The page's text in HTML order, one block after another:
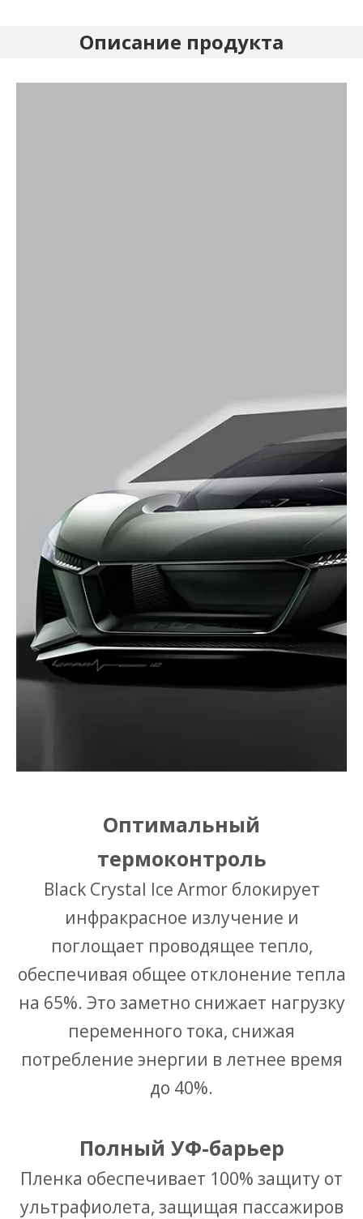
Описание продукта
Оптимальный
термоконтроль
Black Crystal Ice Armor блокирует
инфракрасное излучение и
поглощает проводящее тепло,
обеспечивая общее отклонение тепла
на 65%. Это заметно снижает нагрузку
переменного тока, снижая
потребление энергии в летнее время
до 40%.
Полный УФ-барьер
Пленка обеспечивает 100% защиту от
ультрафиолета, защищая пассажиров